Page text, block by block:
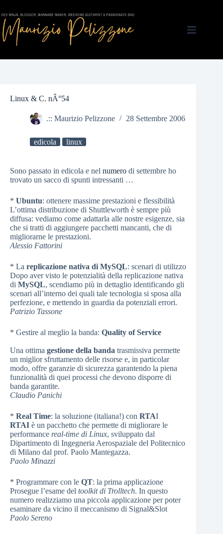
al
contenuto
Linux & C. nÂ°54
.:: Maurizio Pelizzone 28 Settembre 2006
edicola linux
Sono passato in edicola e nel numero di settembre ho
trovato un sacco di spunti intressanti …
* Ubuntu: ottenere massime prestazioni e flessibilità
L’ottima distribuzione di Shuttleworth è sempre più
diffusa: vediamo come adattarla alle nostre esigenze, sia
che si tratti di aggiungere pacchetti mancanti, che di
migliorarne le prestazioni.
Alessio Fattorini
* La replicazione nativa di MySQL: scenari di utilizzo
Dopo aver visto le potenzialità della replicazione nativa
di MySQL, scendiamo più in dettaglio identificando gli
scenari all’interno dei quali tale tecnologia si sposa alla
perfezione, e mettendo in guardia da potenziali errori.
Patrizio Tassone
* Gestire al meglio la banda: Quality of Service
Una ottima gestione della banda trasmissiva permette
un miglior sfruttamento delle risorse e, in particolar
modo, offre garanzie di sicurezza garantendo la piena
funzionalità di quei processi che devono disporre di
banda garantite.
Claudio Panichi
* Real Time: la soluzione (italiana!) con RTAI
RTAI è un pacchetto che permette di migliorare le
performance real-time di Linux, sviluppato dal
Dipartimento di Ingegneria Aerospaziale del Politecnico
di Milano dal prof. Paolo Mantegazza.
Paolo Minazzi
* Programmare con le QT: la prima applicazione
Prosegue l’esame del toolkit di Trolltech. In questo
numero realizziamo una piccola applicazione per poter
esaminare da vicino il meccanismo di Signal&Slot
Paolo Sereno